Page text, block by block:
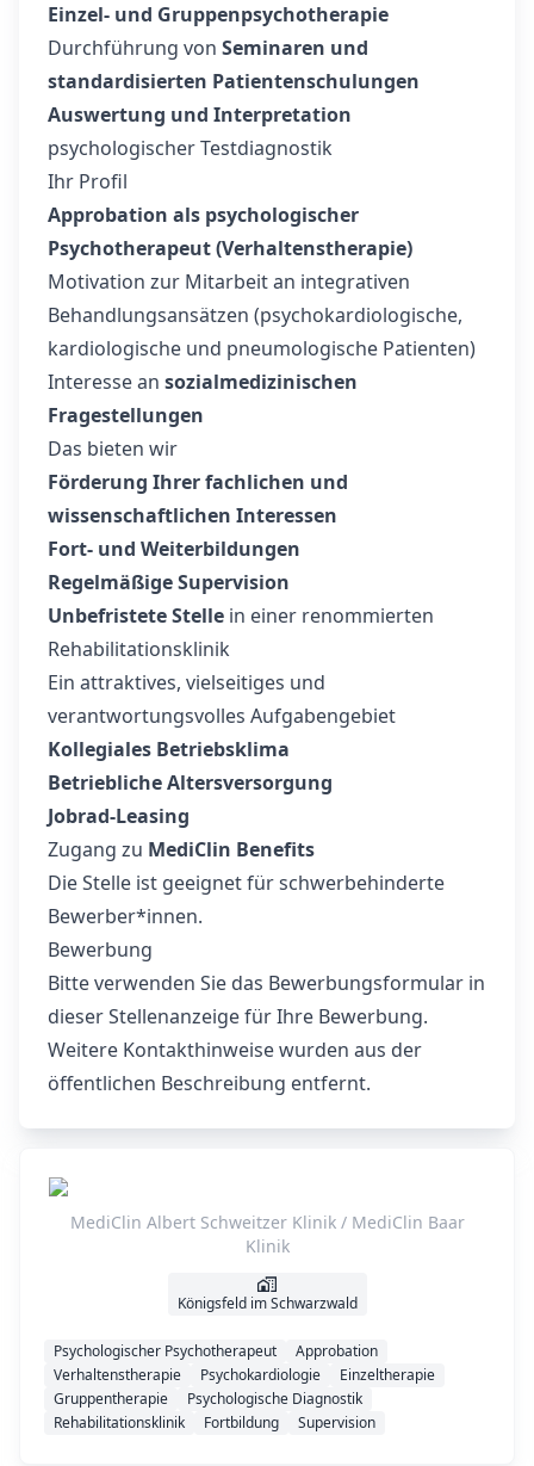
Einzel- und Gruppenpsychotherapie
Durchführung von Seminaren und
standardisierten Patientenschulungen
Auswertung und Interpretation
psychologischer Testdiagnostik
Ihr Profil
Approbation als psychologischer
Psychotherapeut (Verhaltenstherapie)
Motivation zur Mitarbeit an integrativen
Behandlungsansätzen (psychokardiologische,
kardiologische und pneumologische Patienten)
Interesse an sozialmedizinischen
Fragestellungen
Das bieten wir
Förderung Ihrer fachlichen und
wissenschaftlichen Interessen
Fort- und Weiterbildungen
Regelmäßige Supervision
Unbefristete Stelle in einer renommierten
Rehabilitationsklinik
Ein attraktives, vielseitiges und
verantwortungsvolles Aufgabengebiet
Kollegiales Betriebsklima
Betriebliche Altersversorgung
Jobrad-Leasing
Zugang zu MediClin Benefits
Die Stelle ist geeignet für schwerbehinderte
Bewerber*innen.
Bewerbung
Bitte verwenden Sie das Bewerbungsformular in
dieser Stellenanzeige für Ihre Bewerbung.
Weitere Kontakthinweise wurden aus der
öffentlichen Beschreibung entfernt.
MediClin Albert Schweitzer Klinik / MediClin Baar
Klinik
Königsfeld im Schwarzwald
Psychologischer Psychotherapeut
Approbation
Verhaltenstherapie
Psychokardiologie
Einzeltherapie
Gruppentherapie
Psychologische Diagnostik
Rehabilitationsklinik
Fortbildung Supervision